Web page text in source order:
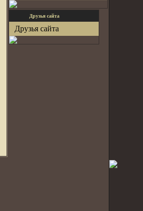
Друзья сайта
Друзья сайта